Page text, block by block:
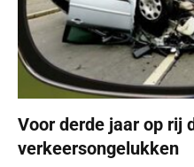
Voor derde jaar op rij
verkeersongelukken